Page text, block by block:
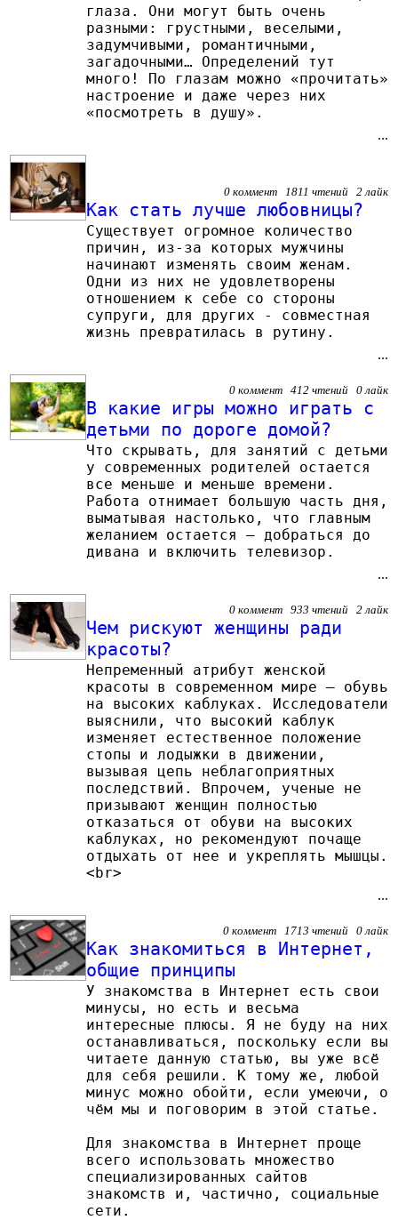
глаза. Они могут быть очень
разными: грустными, веселыми,
задумчивыми, романтичными,
загадочными… Определений тут
много! По глазам можно «прочитать»
настроение и даже через них
«посмотреть в душу».
...
0 коммент 1811 чтений 2 лайк
Как стать лучше любовницы?
Существует огромное количество
причин, из-за которых мужчины
начинают изменять своим женам.
Одни из них не удовлетворены
отношением к себе со стороны
супруги, для других - совместная
жизнь превратилась в рутину.
...
0 коммент 412 чтений 0 лайк
В какие игры можно играть с
детьми по дороге домой?
Что скрывать, для занятий с детьми
у современных родителей остается
все меньше и меньше времени.
Работа отнимает большую часть дня,
выматывая настолько, что главным
желанием остается – добраться до
дивана и включить телевизор.
...
0 коммент 933 чтений 2 лайк
Чем рискуют женщины ради
красоты?
Непременный атрибут женской
красоты в современном мире – обувь
на высоких каблуках. Исследователи
выяснили, что высокий каблук
изменяет естественное положение
стопы и лодыжки в движении,
вызывая цепь неблагоприятных
последствий. Впрочем, ученые не
призывают женщин полностью
отказаться от обуви на высоких
каблуках, но рекомендуют почаще
отдыхать от нее и укреплять мышцы.
<br>
...
0 коммент 1713 чтений 0 лайк
Как знакомиться в Интернет,
общие принципы
У знакомства в Интернет есть свои
минусы, но есть и весьма
интересные плюсы. Я не буду на них
останавливаться, поскольку если вы
читаете данную статью, вы уже всё
для себя решили. К тому же, любой
минус можно обойти, если умеючи, о
чём мы и поговорим в этой статье.
Для знакомства в Интернет проще
всего использовать множество
специализированных сайтов
знакомств и, частично, социальные
сети.